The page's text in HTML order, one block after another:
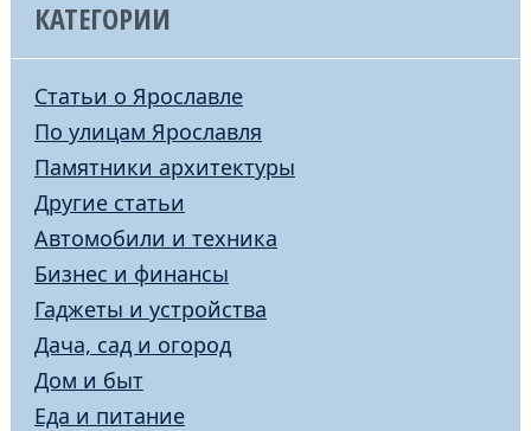
КАТЕГОРИИ
Статьи о Ярославле
По улицам Ярославля
Памятники архитектуры
Другие статьи
Автомобили и техника
Бизнес и финансы
Гаджеты и устройства
Дача, сад и огород
Дом и быт
Еда и питание